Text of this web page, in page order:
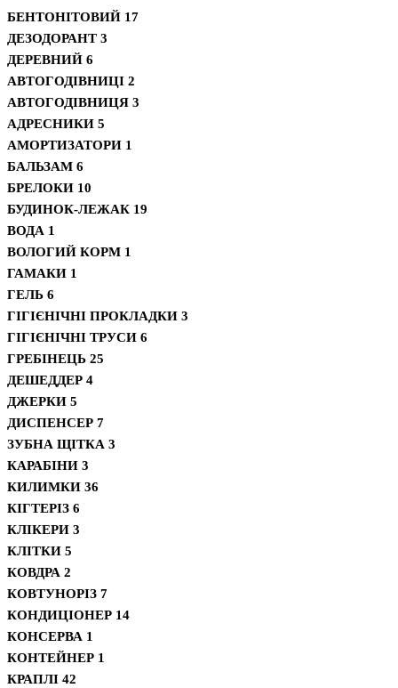
БЕНТОНІТОВИЙ 17
ДЕЗОДОРАНТ 3
ДЕРЕВНИЙ 6
АВТОГОДІВНИЦІ 2
АВТОГОДІВНИЦЯ 3
АДРЕСНИКИ 5
АМОРТИЗАТОРИ 1
БАЛЬЗАМ 6
БРЕЛОКИ 10
БУДИНОК-ЛЕЖАК 19
ВОДА 1
ВОЛОГИЙ КОРМ 1
ГАМАКИ 1
ГЕЛЬ 6
ГІГІЄНІЧНІ ПРОКЛАДКИ 3
ГІГІЄНІЧНІ ТРУСИ 6
ГРЕБІНЕЦЬ 25
ДЕШЕДДЕР 4
ДЖЕРКИ 5
ДИСПЕНСЕР 7
ЗУБНА ЩІТКА 3
КАРАБІНИ 3
КИЛИМКИ 36
КІГТЕРІЗ 6
КЛІКЕРИ 3
КЛІТКИ 5
КОВДРА 2
КОВТУНОРІЗ 7
КОНДИЦІОНЕР 14
КОНСЕРВА 1
КОНТЕЙНЕР 1
КРАПЛІ 42